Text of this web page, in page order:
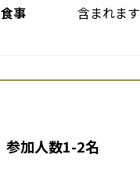
食事 含まれます
参加人数1-2名